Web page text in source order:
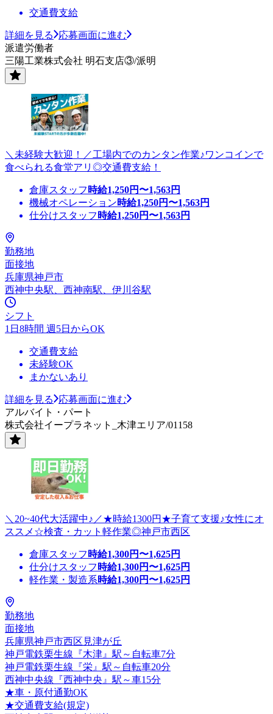
交通費支給
詳細を見る
応募画面に進む
派遣労働者
三陽工業株式会社 明石支店③/派明
＼未経験大歓迎！／工場内でのカンタン作業♪ワンコインで
食べられる食堂アリ◎交通費支給！
倉庫スタッフ 時給1,250円〜1,563円
機械オペレーション時給1,250円〜1,563円
仕分けスタッフ 時給1,250円〜1,563円
勤務地
面接地
兵庫県神戸市
西神中央駅、西神南駅、伊川谷駅
シフト
1日8時間 週5日からOK
交通費支給
未経験OK
まかないあり
詳細を見る
応募画面に進む
アルバイト・パート
株式会社イープラネット_木津エリア/01158
＼20~40代大活躍中♪／★時給1300円★子育て支援♪女性にオ
ススメ☆検査・カット軽作業◎神戸市西区
倉庫スタッフ 時給1,300円〜1,625円
仕分けスタッフ 時給1,300円〜1,625円
軽作業・製造系時給1,300円〜1,625円
勤務地
面接地
兵庫県神戸市西区見津が丘
神戸電鉄栗生線『木津』駅～自転車7分
神戸電鉄栗生線『栄』駅～自転車20分
西神中央線『西神中央』駅～車15分
★車・原付通勤OK
★交通費支給(規定)